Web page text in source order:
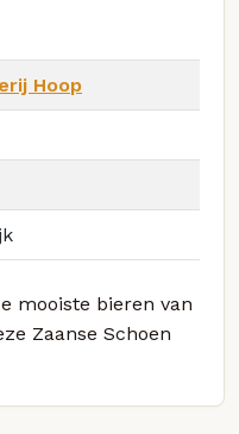
Hoop
mooiste bieren van
Zaanse Schoen